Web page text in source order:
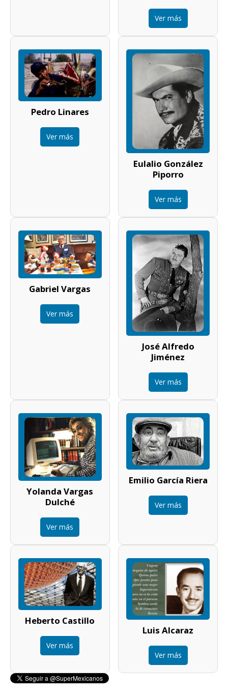
Ver más
Pedro Linares
Ver más
Eulalio González
Piporro
Ver más
Gabriel Vargas
Ver más
José Alfredo
Jiménez
Ver más
Yolanda Vargas
Dulché
Ver más
Emilio García Riera
Ver más
Heberto Castillo
Ver más
Luis Alcaraz
Ver más